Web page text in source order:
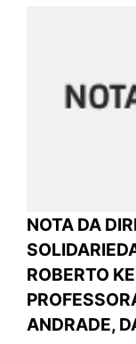
NOTA DA
ROBERTO
ANDRADE,